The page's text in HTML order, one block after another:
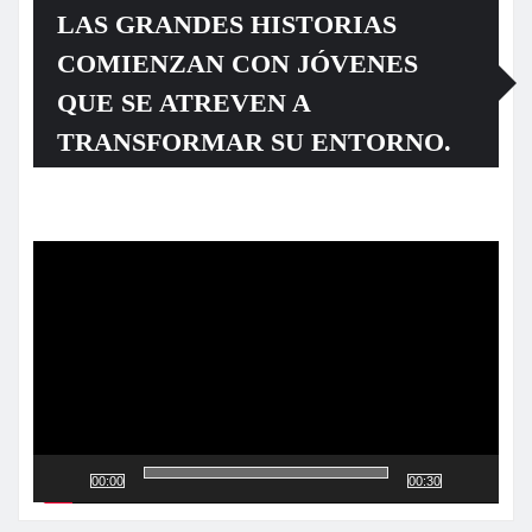
LAS GRANDES HISTORIAS
COMIENZAN CON JÓVENES
QUE SE ATREVEN A
TRANSFORMAR SU ENTORNO.
00:00 00:30